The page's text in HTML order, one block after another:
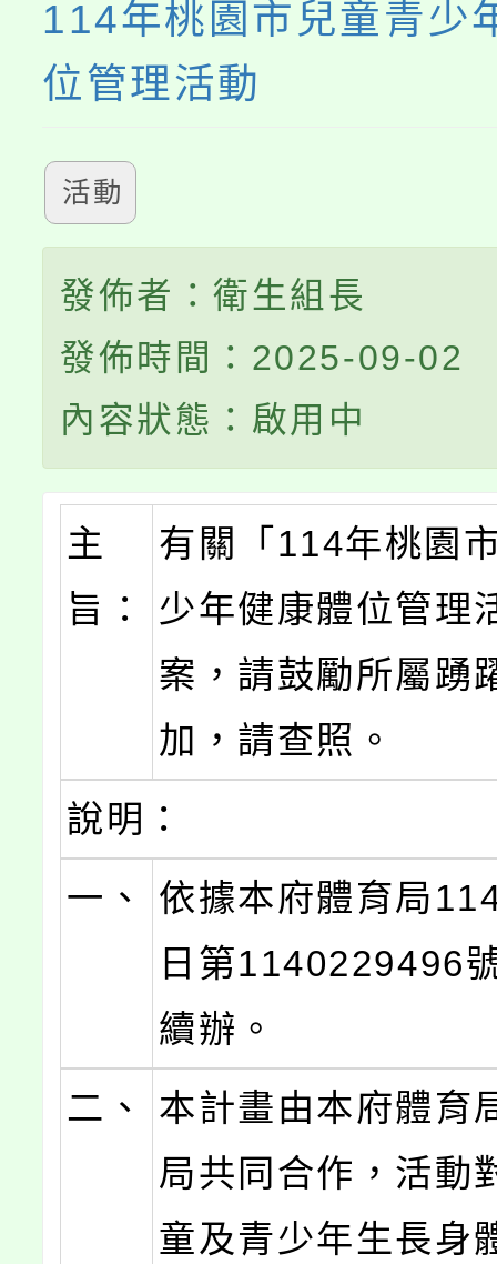
114年桃園市兒童青少
位管理活動
活動
發佈者：衛生組長
發佈時間：2025-09-02
內容狀態：啟用中
主
旨：
有關「114年桃園
少年健康體位管理
案，請鼓勵所屬踴
加，請查照。
說明：
一、
依據本府體育局
日第1140229496
續辦。
二、
本計畫由本府體育
局共同合作，活動
童及青少年生長身